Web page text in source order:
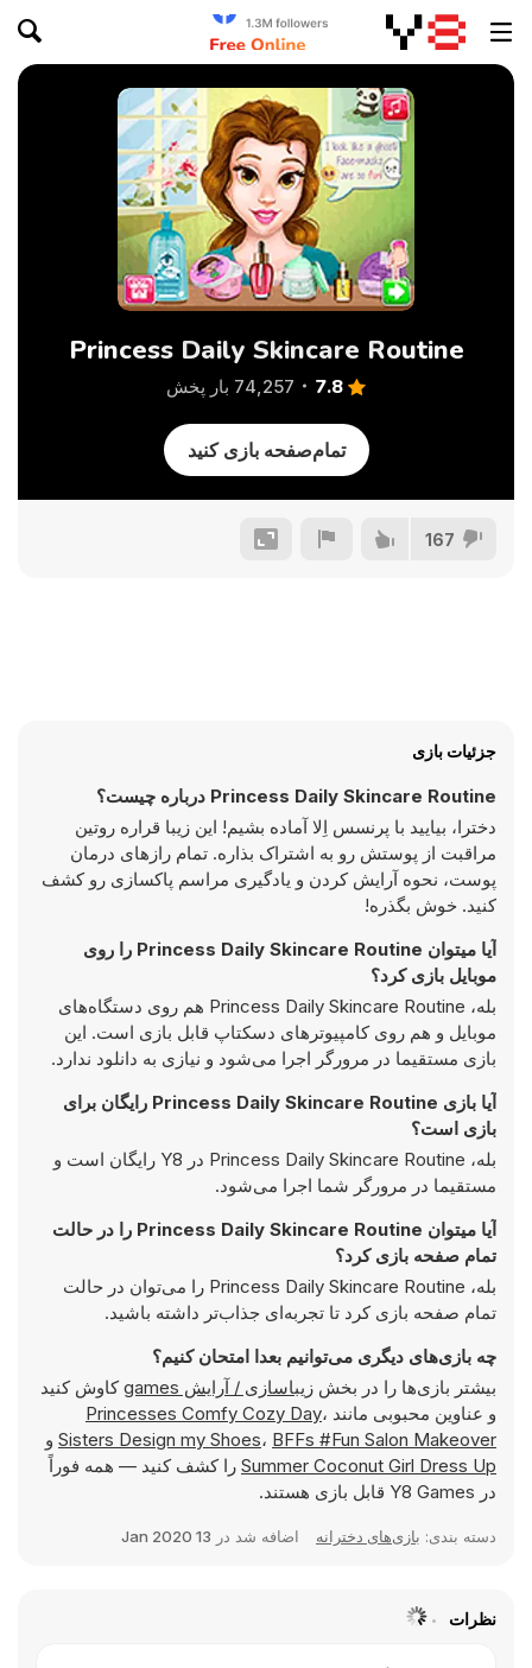
Princess Daily Skincare Routine
7.8 74,257 بار پخش
تمام‌صفحه بازی کنید
167
جزئیات بازی
Princess Daily Skincare Routine درباره چیست؟
دخترا، بیایید با پرنسس اِلا آماده بشیم! این زیبا قراره روتین
مراقبت از پوستش رو به اشتراک بذاره. تمام رازهای درمان
پوست، نحوه آرایش کردن و یادگیری مراسم پاکسازی رو کشف
کنید. خوش بگذره!
آیا میتوان Princess Daily Skincare Routine را روی
موبایل بازی کرد؟
بله، Princess Daily Skincare Routine هم روی دستگاه‌های
موبایل و هم روی کامپیوترهای دسکتاپ قابل بازی است. این
بازی مستقیما در مرورگر اجرا می‌شود و نیازی به دانلود ندارد.
آیا بازی Princess Daily Skincare Routine رایگان برای
بازی است؟
بله، Princess Daily Skincare Routine در Y8 رایگان است و
مستقیما در مرورگر شما اجرا می‌شود.
آیا میتوان Princess Daily Skincare Routine را در حالت
تمام صفحه بازی کرد؟
بله، Princess Daily Skincare Routine را می‌توان در حالت
تمام صفحه بازی کرد تا تجربه‌ای جذاب‌تر داشته باشید.
چه بازی‌های دیگری می‌توانیم بعدا امتحان کنیم؟
بیشتر بازی‌ها را در بخش زیباسازی / آرایش games
کاوش کنید
و عناوین محبوبی مانند Princesses Comfy Cozy Day،
Sisters Design my Shoes، BFFs #Fun Salon Makeover
و
Summer Coconut Girl Dress Up را کشف کنید — همه فوراً
در Y8 Games قابل بازی هستند.
دسته بندی: بازی‌های دخترانه اضافه شد در 13 Jan 2020
نظرات